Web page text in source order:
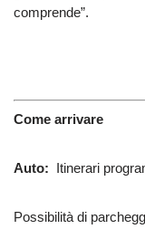
comprende”.
Come arrivare
Auto: Itinerari
Possibilità di